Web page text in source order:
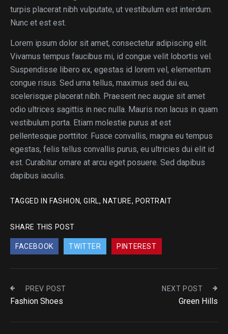
turpis placerat nibh vulputate, ut vestibulum est interdum.
Nunc et est est.
Lorem ipsum dolor sit amet, consectetur adipiscing elit.
Vivamus tempus faucibus mi, id congue velit lobortis vel.
Suspendisse libero ex, egestas id lorem vel, elementum
congue risus. Sed urna tellus, maximus sed dui eu,
scelerisque placerat nibh. Praesent nec augue sit amet
odio ultrices sagittis in nec nulla. Mauris non lacus in quam
vestibulum porta. Etiam molestie purus at est
pellentesque porttitor. Fusce convallis, magna eu tempus
egestas, felis tellus convallis purus, eu ultricies dui elit id
est. Curabitur ornare at arcu eget posuere. Sed dapibus
dapibus iaculis.
TAGGED IN FASHION,GIRL, NATURE, PORTRAIT
SHARE THIS POST
FACEBOOK TWITTER PINTEREST
PREV POST
Fashion Shoes
NEXT POST
Green Hills